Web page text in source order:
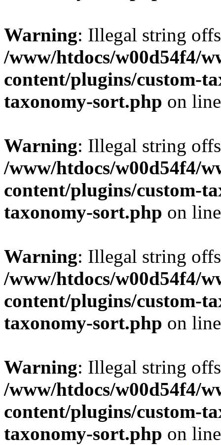
Warning: Illegal string
/www/htdocs/w00d54f4/
content/plugins/custom-
taxonomy-sort.php on
Warning: Illegal string
/www/htdocs/w00d54f4/
content/plugins/custom-
taxonomy-sort.php on
Warning: Illegal string
/www/htdocs/w00d54f4/
content/plugins/custom-
taxonomy-sort.php on
Warning: Illegal string
/www/htdocs/w00d54f4/
content/plugins/custom-
taxonomy-sort.php on